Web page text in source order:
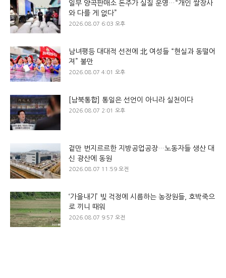
일부 양곡판매소 돈주가 실질 운영…“개인 쌀장사
와 다를 게 없다”
2026.08.07 6:03 오후
남녀평등 대대적 선전에 北 여성들 “현실과 동떨어
져” 불만
2026.08.07 4:01 오후
[남북통합] 통일은 선언이 아니라 실천이다
2026.08.07 2:01 오후
겉만 번지르르한 지방공업공장…노동자들 생산 대
신 광산에 동원
2026.08.07 11:59 오전
‘가을내기’ 빚 걱정에 시름하는 농장원들, 호박죽으
로 끼니 때워
2026.08.07 9:57 오전